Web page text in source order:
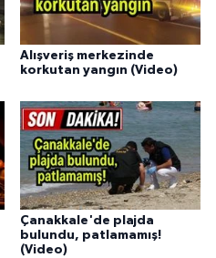
Alışveriş merkezinde
korkutan yangın (Video)
Çanakkale'de plajda
bulundu, patlamamış!
(Video)